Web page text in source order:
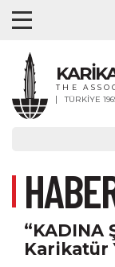
THE
TÜRKİYE
“KADINA
Karikatür